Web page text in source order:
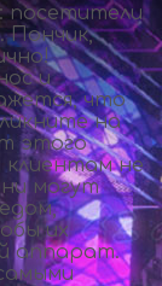
посетители
Пончик,
и
что
на
этого
не
могут
их
аппарат.